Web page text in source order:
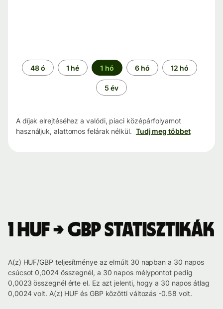
Időszak
48 ó 1 hé 1 hó 6 hó 12 hó
5 év
A díjak elrejtéséhez a valódi, piaci középárfolyamot
használjuk, alattomos felárak nélkül. Tudj meg többet
1 HUF → GBP statisztikák
A(z) HUF/GBP teljesítménye az elmúlt 30 napban a 30 napos
csúcsot 0,0024 összegnél, a 30 napos mélypontot pedig
0,0023 összegnél érte el. Ez azt jelenti, hogy a 30 napos átlag
0,0024 volt. A(z) HUF és GBP közötti változás -0.58 volt.